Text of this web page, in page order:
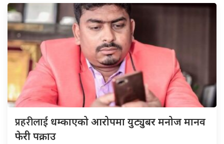
प्रहरीलाई धम्काएको आरोपमा युट्युबर मनोज मानव
फेरी पक्राउ